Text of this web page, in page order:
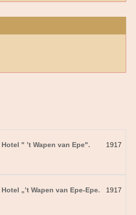
Hotel " ’t Wapen van Epe". 1917
„’t Wapen van Epe-Epe. 1917